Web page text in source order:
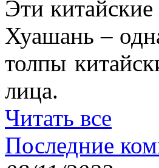
Эти
Хуашань –
толпы
лица.
Читать все
Последние